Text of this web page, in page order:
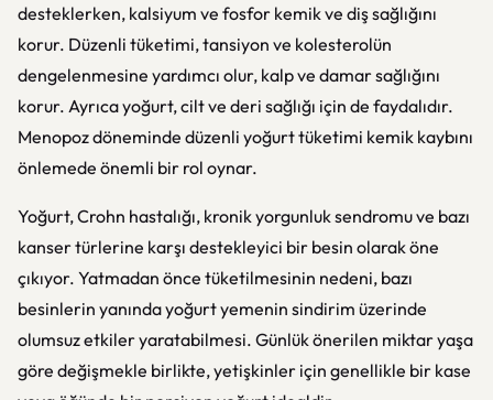
desteklerken, kalsiyum ve fosfor kemik ve diş sağlığını
korur. Düzenli tüketimi, tansiyon ve kolesterolün
dengelenmesine yardımcı olur, kalp ve damar sağlığını
korur. Ayrıca yoğurt, cilt ve deri sağlığı için de faydalıdır.
Menopoz döneminde düzenli yoğurt tüketimi kemik kaybını
önlemede önemli bir rol oynar.
Yoğurt, Crohn hastalığı, kronik yorgunluk sendromu ve bazı
kanser türlerine karşı destekleyici bir besin olarak öne
çıkıyor. Yatmadan önce tüketilmesinin nedeni, bazı
besinlerin yanında yoğurt yemenin sindirim üzerinde
olumsuz etkiler yaratabilmesi. Günlük önerilen miktar yaşa
göre değişmekle birlikte, yetişkinler için genellikle bir kase